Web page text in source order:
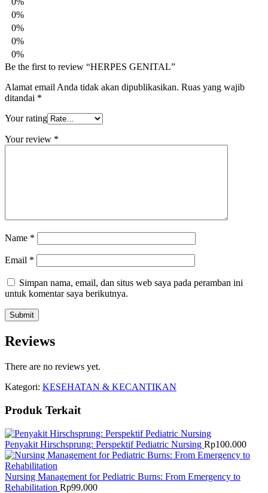
0%
0%
0%
0%
Be the first to review “HERPES GENITAL”
Alamat email Anda tidak akan dipublikasikan. Ruas yang wajib
ditandai *
Your rating
Your review *
Name *
Email *
Simpan nama, email, dan situs web saya pada peramban ini
untuk komentar saya berikutnya.
Reviews
There are no reviews yet.
Kategori: KESEHATAN & KECANTIKAN
Produk Terkait
Penyakit Hirschsprung: Perspektif Pediatric Nursing Rp100.000
Nursing Management for Pediatric Burns: From Emergency to
Rehabilitation Rp99.000